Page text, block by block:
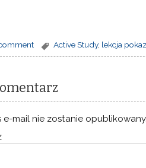
Active Study, lekcja
e-mail nie zostanie opublikowany.